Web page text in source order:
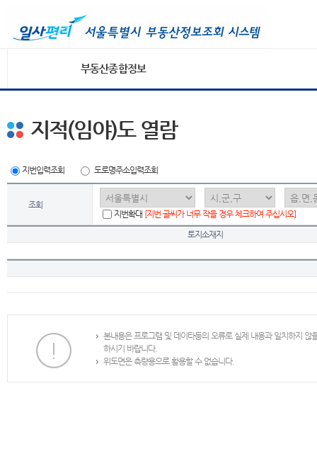
부동산종합정보
지적(임야)도 열람
지번입력조회 도로명주소입력조회
조회
지번확대 [지번 글씨가 너무 작을 경우 체크하여 주십시오]
토지소재지
본내용은 프로그램 및 데이타등의 오류로 실제 내용과 일치하지
하시기 바랍니다.
위도면은 측량용으로 활용할 수 없습니다.